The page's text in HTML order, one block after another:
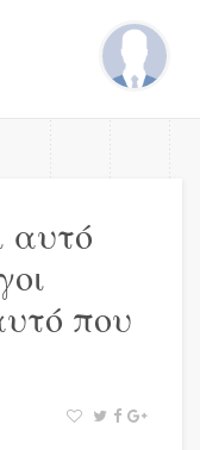
αυτό
που